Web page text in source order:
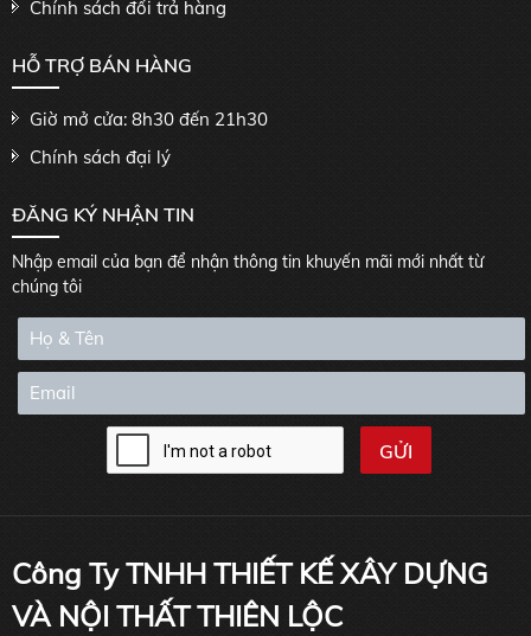
Chính sách đổi trả hàng
HỖ TRỢ BÁN HÀNG
Giờ mở cửa: 8h30 đến 21h30
Chính sách đại lý
ĐĂNG KÝ NHẬN TIN
Nhập email của bạn để nhận thông tin khuyến mãi mới nhất từ
chúng tôi
Công Ty TNHH THIẾT KẾ XÂY DỰNG
VÀ NỘI THẤT THIÊN LỘC